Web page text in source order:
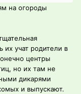
на огороды
их учат родители в
центры
но их там не
дикарями
и выпускают.